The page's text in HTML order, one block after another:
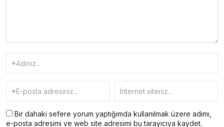
Bir dahaki sefere yorum yaptığımda kullanılmak üzere adımı,
e-posta adresimi ve web site adresimi bu tarayıcıya kaydet.